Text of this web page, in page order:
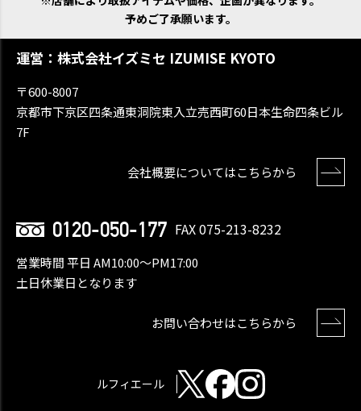
予めご了承願います。
運営：株式会社イズミセ IZUMISE KYOTO
〒600-8007
京都市下京区四条通東洞院東入立売西町60日本生命四条ビル
7F
会社概要についてはこちらから
0120-050-177 FAX 075-213-8232
営業時間 平日 AM10:00〜PM17:00
土日休業日となります
お問い合わせはこちらから
ルフィエール